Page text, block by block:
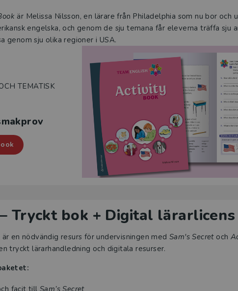
är Melissa Nilsson, en lärare från Philadelphia som nu bor och
engelska, och genom de sju temana får eleverna träffa sju
genom sju olika regioner i USA.
TEMATISK
Tryckt bok + Digital lärarlicens
en nödvändig resurs för undervisningen medSam's Secretoch
tryckt lärarhandledning och digitala resurser.
facit till Sam’s Secret